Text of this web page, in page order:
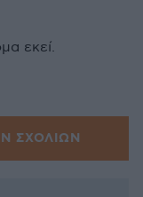
εκεί.
ΣΧΟΛΙΩΝ